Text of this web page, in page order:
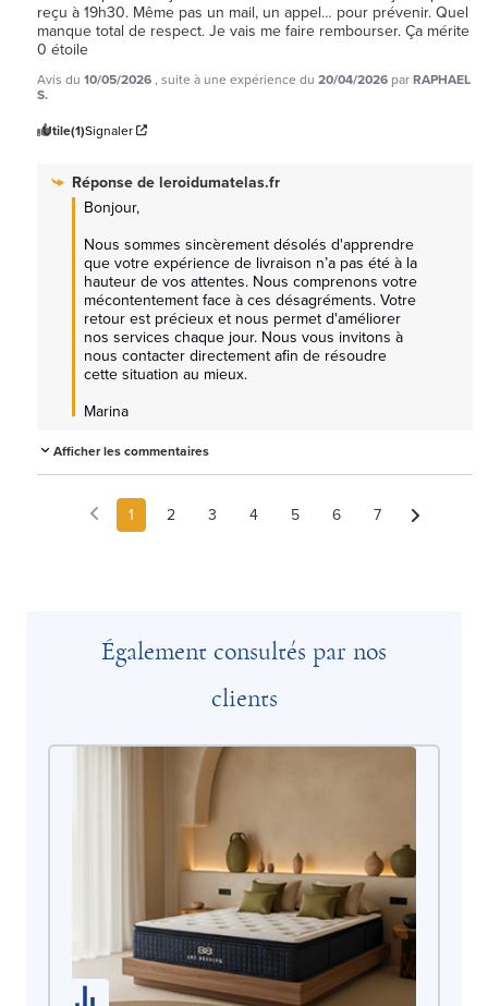
reçu à 19h30. Même pas un mail, un appel… pour prévenir. Quel
manque total de respect. Je vais me faire rembourser. Ça mérite
0 étoile
Avis du 10/05/2026, suite à une expérience du 20/04/2026 parRAPHAEL
S.
Utile(1)Signaler
Réponse de leroidumatelas.fr
Bonjour,
Nous sommes sincèrement désolés d'apprendre
que votre expérience de livraison n’a pas été à la
hauteur de vos attentes. Nous comprenons votre
mécontentement face à ces désagréments. Votre
retour est précieux et nous permet d'améliorer
nos services chaque jour. Nous vous invitons à
nous contacter directement afin de résoudre
cette situation au mieux.
Marina
Afficher les commentaires
1 2 3 4 5 6 7
Également consultés par nos
clients